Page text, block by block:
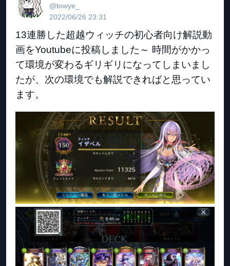
@towye_
2022/06/26 23:31
13連勝した超越ウィッチの初心者向け解説動
画をYoutubeに投稿しました～ 時間がかかっ
て環境が変わるギリギリになってしまいまし
たが、次の環境でも解説できればと思ってい
ます。